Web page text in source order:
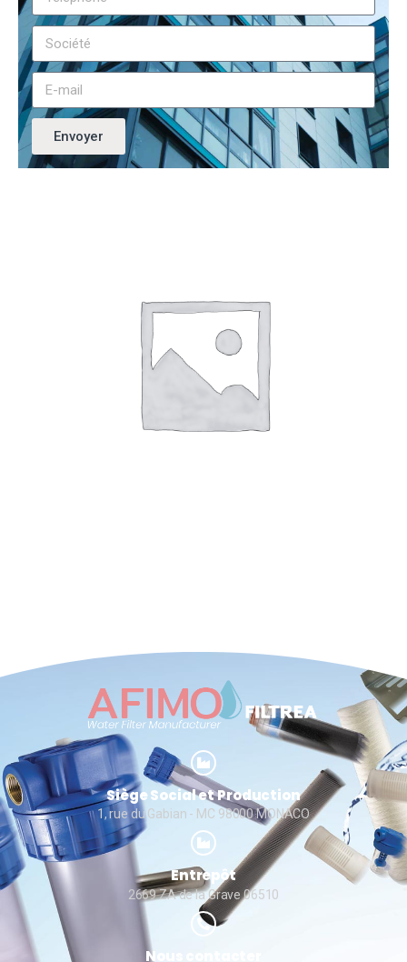
Envoyer
Siège Social et Production
1, rue du Gabian - MC 98000 MONACO
Entrepôt
2669 ZA de la Grave 06510
Nous contacter